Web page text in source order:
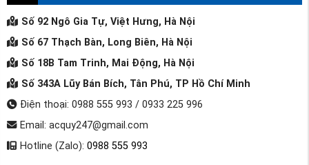
Số 92 Ngô Gia Tự, Việt Hưng, Hà Nội
Số 67 Thạch Bàn, Long Biên, Hà Nội
Số 18B Tam Trinh, Mai Động, Hà Nội
Số 343A Lũy Bán Bích, Tân Phú, TP Hồ Chí Minh
Điện thoại: 0988 555 993 / 0933 225 996
Email: acquy247@gmail.com
Hotline (Zalo): 0988 555 993